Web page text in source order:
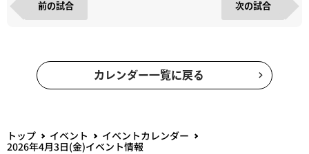
前の試合 次の試合
カレンダー一覧に戻る
トップ イベント
イベントカレンダー
2026年4月3日(金)イベント情報